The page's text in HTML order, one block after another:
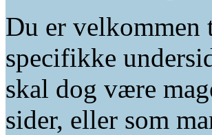
Du er
specifikke
skal dog være
sider, eller som